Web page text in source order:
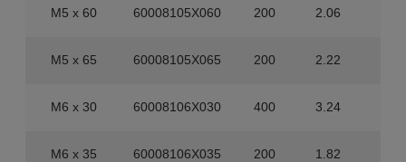
M5 x 60 60008105X060 200 2.06
M5 x 65 60008105X065 200 2.22
M6 x 30 60008106X030 400 3.24
M6 x 35 60008106X035 200 1.82